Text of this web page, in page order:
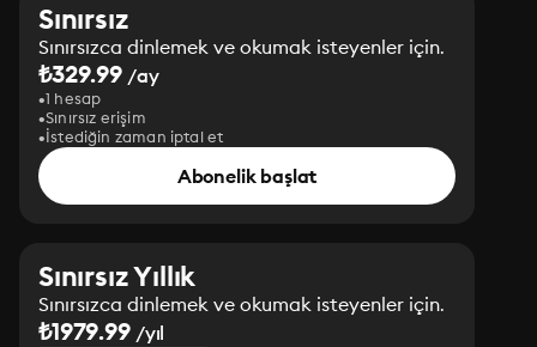
Sınırsız
Sınırsızca dinlemek ve okumak isteyenler için.
₺329.99 /ay
1 hesap
Sınırsız erişim
İstediğin zaman iptal et
Abonelik başlat
Sınırsız Yıllık
Sınırsızca dinlemek ve okumak isteyenler için.
₺1979.99/yıl